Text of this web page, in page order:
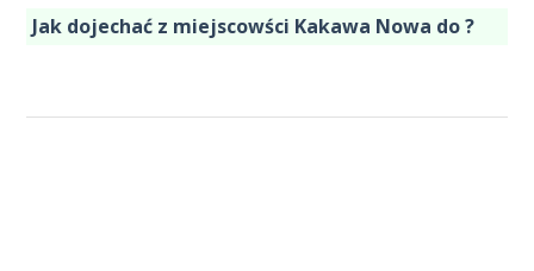
Jak dojechać z miejscowści Kakawa Nowa do ?